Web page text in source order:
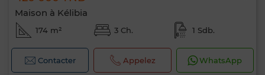
Maison à Kélibia
174 m² 3 Ch. 1 Sdb.
Contacter Appelez WhatsApp